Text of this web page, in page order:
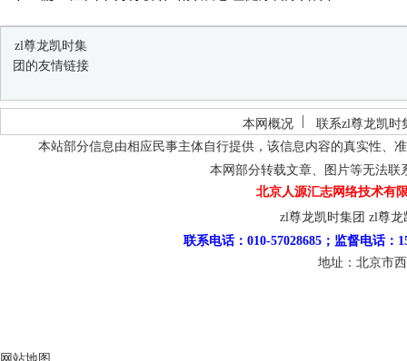
zl尊龙凯时集
团的友情链接
本网概况
联系zl尊龙凯时
本站部分信息由相应民事主体自行提供，该信息内容的真实性、
本网部分转载文章、图片等无法
北京人源汇志网络技术有
zl尊龙凯时集团 zl尊龙
联系电话：010-57028685；监督电话：
地址：北京市